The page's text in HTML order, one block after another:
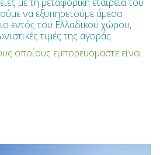
να εξυπηρετούμε άμεσα
εντός του Ελλαδικού χώρου,
τιμές της αγοράς.
οποίους εμπορευόμαστε είναι